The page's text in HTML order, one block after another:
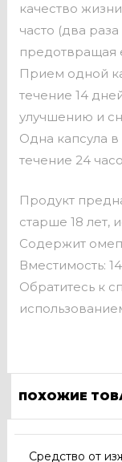
качество
часто (два
предотвращая
Прием одной
течение 14
улучшению и
Одна капсула
течение 24
Продукт
старше 18 лет,
Содержит
Вместимость:
Обратитесь к
ПОХОЖИЕ
Средство от